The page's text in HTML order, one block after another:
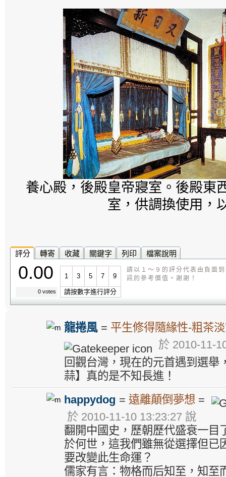
養心殿，後殿皇帝寢室。後殿東
室，供調換使用，
評分 轉寄 收藏 關鍵字 列印 檔案說明
0.00
0 votes
1 3 5 7 9
請按數字進行評分
請以１～９的評分代表由負面
訊的參考價值。謝謝！
龍捲風 = 平生修得隨緣性-粗茶
於 2010-11-
回觀台灣，現在的元首遇到選
蒜】真的是不知長進！
happydog = 遠離顛倒夢想 =
於 2010-11-10 13:23:27 說
翻開中國史，歷朝歷代盛衰一目
於何世，這我們雖無從選擇但已
要改變此生命運？
儒家有言：物格而后知至，知至